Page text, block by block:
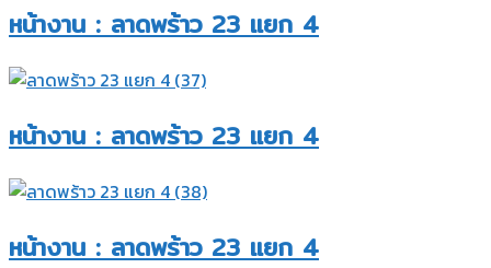
หน้างาน : ลาดพร้าว 23 แยก 4​
หน้างาน : ลาดพร้าว 23 แยก 4​
หน้างาน : ลาดพร้าว 23 แยก 4​